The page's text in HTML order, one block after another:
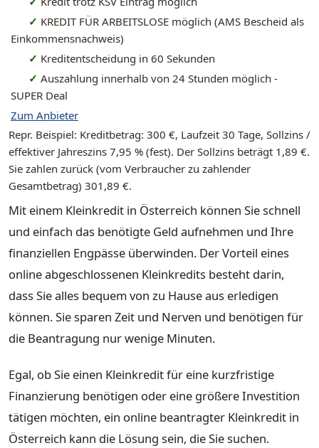
✓ KREDIT FÜR ARBEITSLOSE möglich (AMS Bescheid als
Einkommensnachweis)
✓ Kreditentscheidung in 60 Sekunden
✓ Auszahlung innerhalb von 24 Stunden möglich -
SUPER Deal
Zum Anbieter
Repr. Beispiel: Kreditbetrag: 300 €, Laufzeit 30 Tage, Sollzins /
effektiver Jahreszins 7,95 % (fest). Der Sollzins beträgt 1,89 €.
Sie zahlen zurück (vom Verbraucher zu zahlender
Gesamtbetrag) 301,89 €.
Mit einem Kleinkredit in Österreich können Sie schnell
und einfach das benötigte Geld aufnehmen und Ihre
finanziellen Engpässe überwinden. Der Vorteil eines
online abgeschlossenen Kleinkredits besteht darin,
dass Sie alles bequem von zu Hause aus erledigen
können. Sie sparen Zeit und Nerven und benötigen für
die Beantragung nur wenige Minuten.
Egal, ob Sie einen Kleinkredit für eine kurzfristige
Finanzierung benötigen oder eine größere Investition
tätigen möchten, ein online beantragter Kleinkredit in
Österreich kann die Lösung sein, die Sie suchen.